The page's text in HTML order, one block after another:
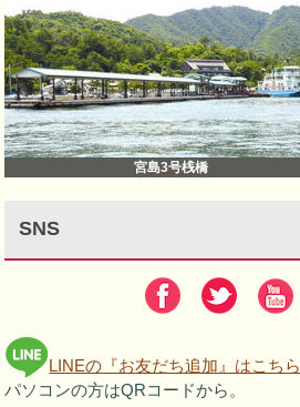
宮島3号桟橋
SNS
LINEの『お友だち追加』はこちら
パソコンの方はQRコードから。